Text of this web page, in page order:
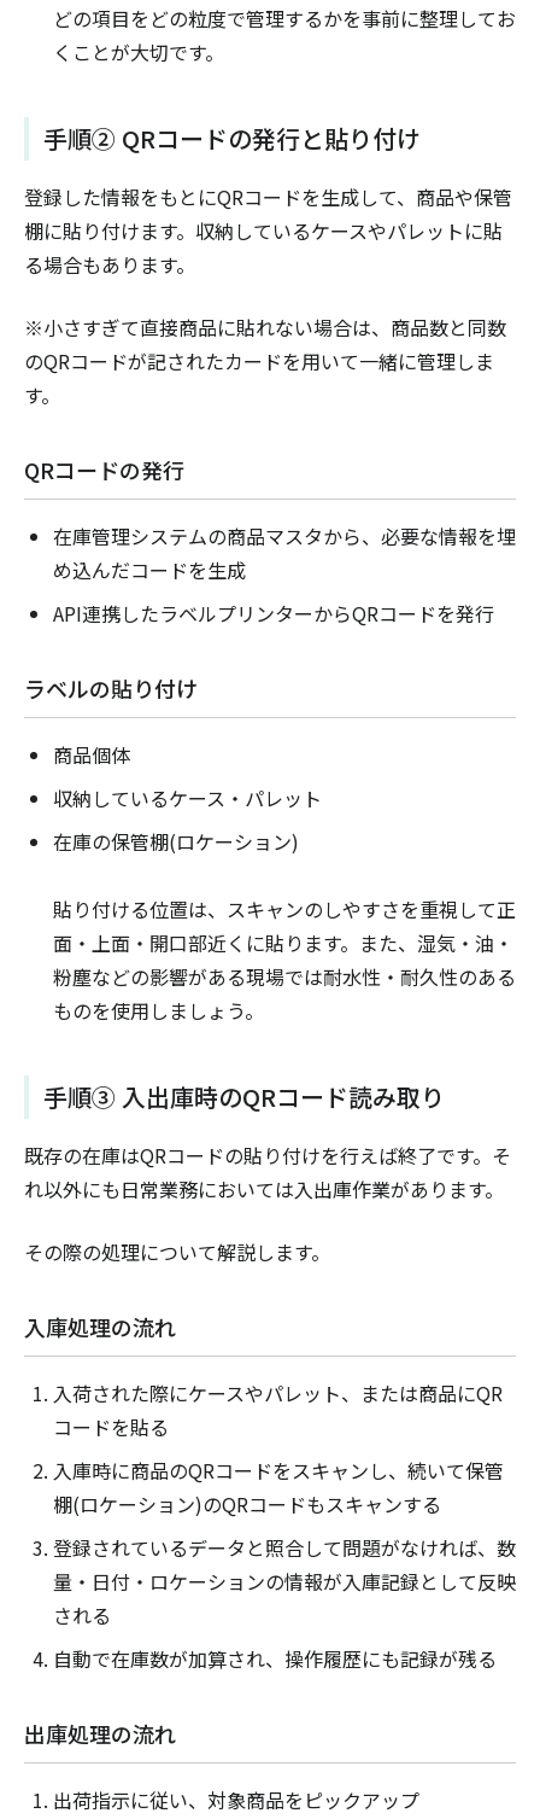
どの項目をどの粒度で管理するかを事前に整理してお
くことが大切です。
手順② QRコードの発行と貼り付け
登録した情報をもとにQRコードを生成して、商品や保管
棚に貼り付けます。収納しているケースやパレットに貼
る場合もあります。
※小さすぎて直接商品に貼れない場合は、商品数と同数
のQRコードが記されたカードを用いて一緒に管理しま
す。
QRコードの発行
在庫管理システムの商品マスタから、必要な情報を埋
め込んだコードを生成
API連携したラベルプリンターからQRコードを発行
ラベルの貼り付け
商品個体
収納しているケース・パレット
在庫の保管棚(ロケーション)
貼り付ける位置は、スキャンのしやすさを重視して正
面・上面・開口部近くに貼ります。また、湿気・油・
粉塵などの影響がある現場では耐水性・耐久性のある
ものを使用しましょう。
手順③ 入出庫時のQRコード読み取り
既存の在庫はQRコードの貼り付けを行えば終了です。そ
れ以外にも日常業務においては入出庫作業があります。
その際の処理について解説します。
入庫処理の流れ
入荷された際にケースやパレット、または商品にQR
コードを貼る
入庫時に商品のQRコードをスキャンし、続いて保管
棚(ロケーション)のQRコードもスキャンする
登録されているデータと照合して問題がなければ、数
量・日付・ロケーションの情報が入庫記録として反映
される
自動で在庫数が加算され、操作履歴にも記録が残る
出庫処理の流れ
出荷指示に従い、対象商品をピックアップ